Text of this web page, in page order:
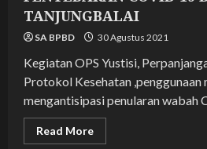
TANJUNGBALAI
SA BPBD 30 Agustus 2021
Kegiatan OPS Yustisi,
Protokol Kesehatan ,penggunaan
mengantisipasi penularan wabah
Read MoreRead
more